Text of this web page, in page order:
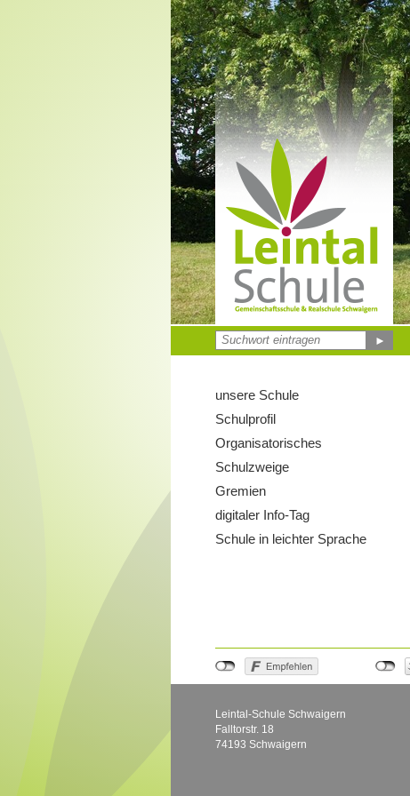
►
unsere Schule
Schulprofil
Organisatorisches
Schulzweige
Gremien
digitaler Info-Tag
Schule in leichter Sprache
Leintal-Schule Schwaigern
Falltorstr. 18
74193 Schwaigern